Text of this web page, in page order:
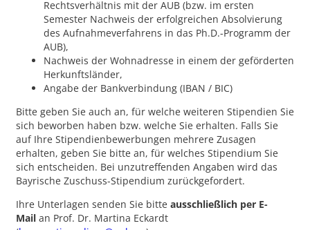
Rechtsverhältnis mit der AUB (bzw. im ersten
Semester Nachweis der erfolgreichen Absolvierung
des Aufnahmeverfahrens in das Ph.D.-Programm der
AUB),
Nachweis der Wohnadresse in einem der geförderten
Herkunftsländer,
Angabe der Bankverbindung (IBAN / BIC)
Bitte geben Sie auch an, für welche weiteren Stipendien Sie
sich beworben haben bzw. welche Sie erhalten. Falls Sie
auf Ihre Stipendienbewerbungen mehrere Zusagen
erhalten, geben Sie bitte an, für welches Stipendium Sie
sich entscheiden. Bei unzutreffenden Angaben wird das
Bayrische Zuschuss-Stipendium zurückgefordert.
Ihre Unterlagen senden Sie bitte ausschließlich per E-
Mail an Prof. Dr. Martina Eckardt